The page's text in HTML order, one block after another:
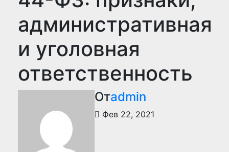
административная
и уголовная
ответственность
Отadmin
Фев 22, 2021